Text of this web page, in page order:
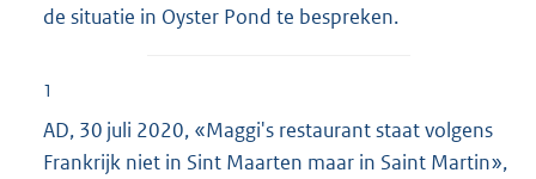
de situatie in Oyster Pond te bespreken.
1
AD, 30 juli 2020, «Maggi's restaurant staat volgens
Frankrijk niet in Sint Maarten maar in Saint Martin»,